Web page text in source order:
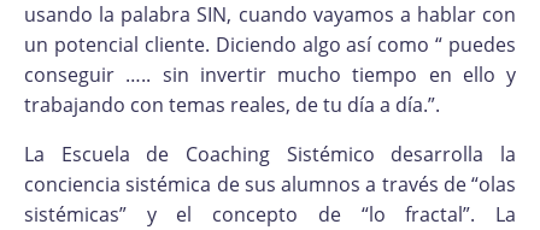
usando la palabra SIN, cuando vayamos a hablar con
un potencial cliente. Diciendo algo así como “ puedes
conseguir ….. sin invertir mucho tiempo en ello y
trabajando con temas reales, de tu día a día.”.
La Escuela de Coaching Sistémico desarrolla la
conciencia sistémica de sus alumnos a través de “olas
sistémicas” y el concepto de “lo fractal”. La